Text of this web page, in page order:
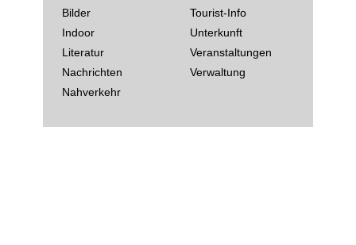
Bilder
Indoor
Literatur
Nachrichten
Nahverkehr
Tourist-Info
Unterkunft
Veranstaltungen
Verwaltung